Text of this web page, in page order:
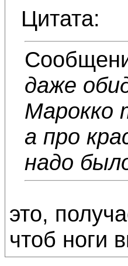
Цитата:
даже
Марокко
а про
надо
это,
чтоб ноги